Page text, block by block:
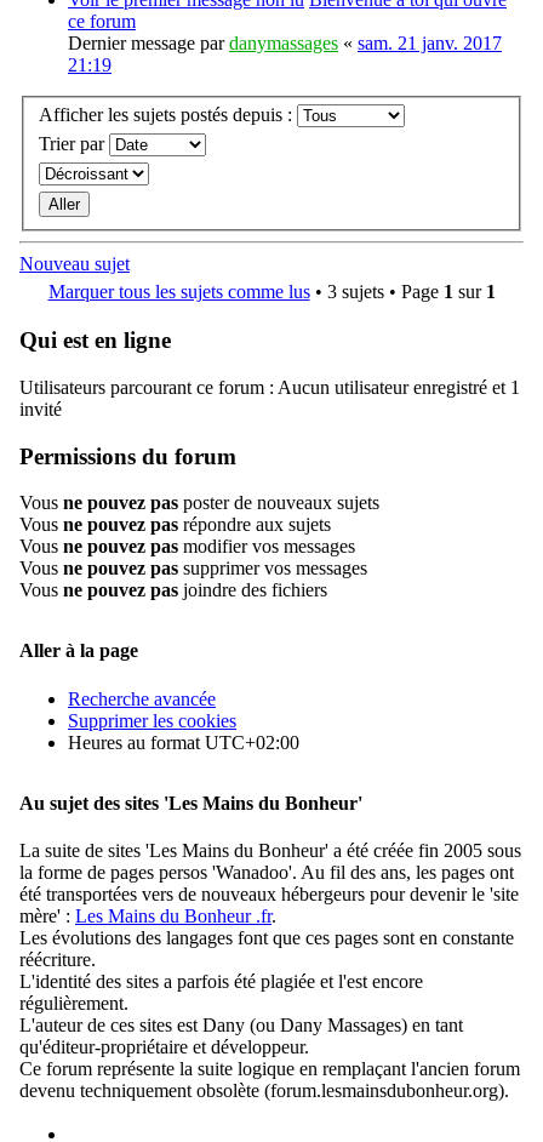
ce forum
Dernier message pardanymassages « sam. 21 janv. 2017
21:19
Afficher les sujets postés depuis :
Trier par
Nouveau sujet
Marquer tous les sujets comme lus• 3 sujets • Page 1 sur 1
Qui est en ligne
Utilisateurs parcourant ce forum : Aucun utilisateur enregistré et 1
invité
Permissions du forum
Vous ne pouvez pas poster de nouveaux sujets
Vous ne pouvez pas répondre aux sujets
Vous ne pouvez pas modifier vos messages
Vous ne pouvez pas supprimer vos messages
Vous ne pouvez pas joindre des fichiers
Aller à la page
Recherche avancée
Supprimer les cookies
Heures au format UTC+02:00
Au sujet des sites 'Les Mains du Bonheur'
La suite de sites 'Les Mains du Bonheur' a été créée fin 2005 sous
la forme de pages persos 'Wanadoo'. Au fil des ans, les pages ont
été transportées vers de nouveaux hébergeurs pour devenir le 'site
mère' : Les Mains du Bonheur .fr.
Les évolutions des langages font que ces pages sont en constante
réécriture.
L'identité des sites a parfois été plagiée et l'est encore
régulièrement.
L'auteur de ces sites est Dany (ou Dany Massages) en tant
qu'éditeur-propriétaire et développeur.
Ce forum représente la suite logique en remplaçant l'ancien forum
devenu techniquement obsolète (forum.lesmainsdubonheur.org).